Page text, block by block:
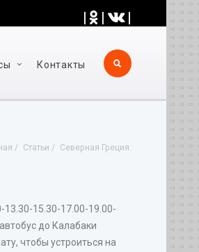
| | |
Контакты
Статьи Северная Греция.
13.30-15.30-17.00-19.00-
до Калабаки
чтобы устроиться на